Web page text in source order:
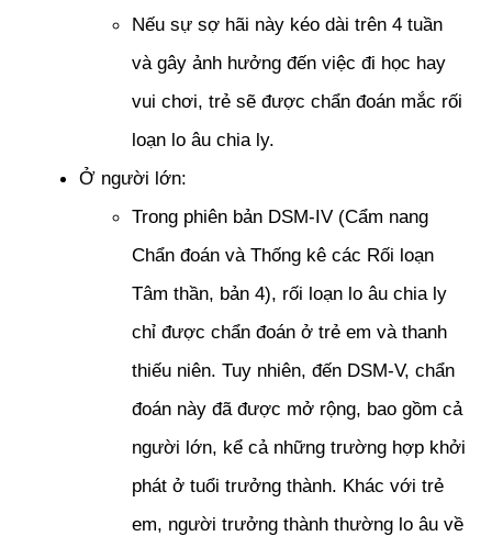
Nếu sự sợ hãi này kéo dài trên 4 tuần
và gây ảnh hưởng đến việc đi học hay
vui chơi, trẻ sẽ được chẩn đoán mắc rối
loạn lo âu chia ly.
Ở người lớn:
Trong phiên bản DSM-IV (Cẩm nang
Chẩn đoán và Thống kê các Rối loạn
Tâm thần, bản 4), rối loạn lo âu chia ly
chỉ được chẩn đoán ở trẻ em và thanh
thiếu niên. Tuy nhiên, đến DSM-V, chẩn
đoán này đã được mở rộng, bao gồm cả
người lớn, kể cả những trường hợp khởi
phát ở tuổi trưởng thành. Khác với trẻ
em, người trưởng thành thường lo âu về